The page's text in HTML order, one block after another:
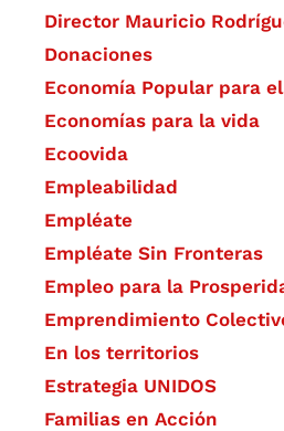
Director Mauricio
Donaciones
Economía Popular para
Economías para la vida
Ecoovida
Empleabilidad
Empléate
Empléate Sin Fronteras
Empleo para la
Emprendimiento
En los territorios
Estrategia UNIDOS
Familias en Acción